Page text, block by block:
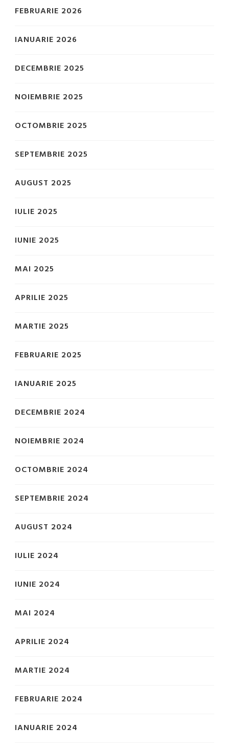
FEBRUARIE 2026
IANUARIE 2026
DECEMBRIE 2025
NOIEMBRIE 2025
OCTOMBRIE 2025
SEPTEMBRIE 2025
AUGUST 2025
IULIE 2025
IUNIE 2025
MAI 2025
APRILIE 2025
MARTIE 2025
FEBRUARIE 2025
IANUARIE 2025
DECEMBRIE 2024
NOIEMBRIE 2024
OCTOMBRIE 2024
SEPTEMBRIE 2024
AUGUST 2024
IULIE 2024
IUNIE 2024
MAI 2024
APRILIE 2024
MARTIE 2024
FEBRUARIE 2024
IANUARIE 2024